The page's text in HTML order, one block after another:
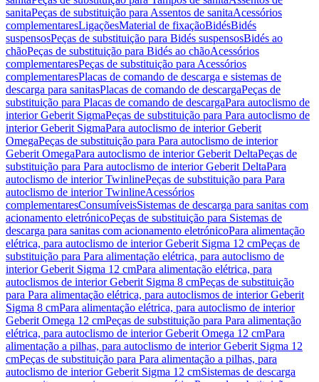
sanitaPeças de substituição para Assentos de sanitaAcessórios
complementaresLigaçõesMaterial de fixaçãoBidésBidés
suspensosPeças de substituição para Bidés suspensosBidés ao
chãoPeças de substituição para Bidés ao chãoAcessórios
complementaresPeças de substituição para Acessórios
complementaresPlacas de comando de descarga e sistemas de
descarga para sanitasPlacas de comando de descargaPeças de
substituição para Placas de comando de descargaPara autoclismo de
interior Geberit SigmaPeças de substituição para Para autoclismo de
interior Geberit SigmaPara autoclismo de interior Geberit
OmegaPeças de substituição para Para autoclismo de interior
Geberit OmegaPara autoclismo de interior Geberit DeltaPeças de
substituição para Para autoclismo de interior Geberit DeltaPara
autoclismo de interior TwinlinePeças de substituição para Para
autoclismo de interior TwinlineAcessórios
complementaresConsumíveisSistemas de descarga para sanitas com
acionamento eletrónicoPeças de substituição para Sistemas de
descarga para sanitas com acionamento eletrónicoPara alimentação
elétrica, para autoclismo de interior Geberit Sigma 12 cmPeças de
substituição para Para alimentação elétrica, para autoclismo de
interior Geberit Sigma 12 cmPara alimentação elétrica, para
autoclismos de interior Geberit Sigma 8 cmPeças de substituição
para Para alimentação elétrica, para autoclismos de interior Geberit
Sigma 8 cmPara alimentação elétrica, para autoclismo de interior
Geberit Omega 12 cmPeças de substituição para Para alimentação
elétrica, para autoclismo de interior Geberit Omega 12 cmPara
alimentação a pilhas, para autoclismo de interior Geberit Sigma 12
cmPeças de substituição para Para alimentação a pilhas, para
autoclismo de interior Geberit Sigma 12 cmSistemas de descarga